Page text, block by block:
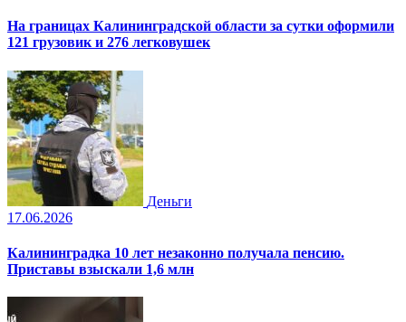
На границах Калининградской области за сутки оформили
121 грузовик и 276 легковушек
Деньги
17.06.2026
Калининградка 10 лет незаконно получала пенсию.
Приставы взыскали 1,6 млн